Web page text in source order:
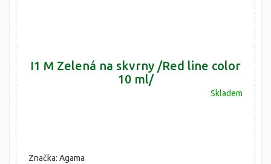
I1 M Zelená na skvrny /Red line color
10 ml/
Skladem
Značka: Agama